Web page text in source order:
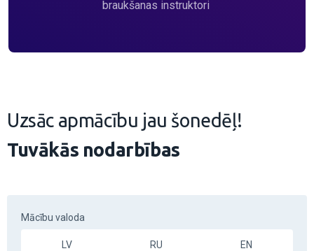
braukšanas instruktori
Uzsāc apmācību jau šonedēļ!
Tuvākās nodarbības
Mācību valoda
LV RU EN